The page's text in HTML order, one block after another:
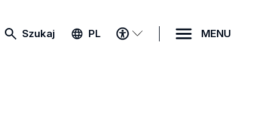
Szukaj PL
MENU
DOSTĘPNOŚCI
MENU